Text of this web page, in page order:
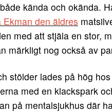
kända och okända.
Ekman den äldres
med att stjäla en stor,
märkligt nog också av
stölder lades på hög
med en klackspark
på mentalsjukhus där